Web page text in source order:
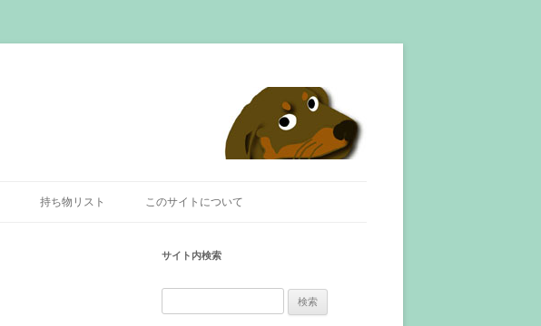
持ち物リスト このサイトについて
サイト内検索